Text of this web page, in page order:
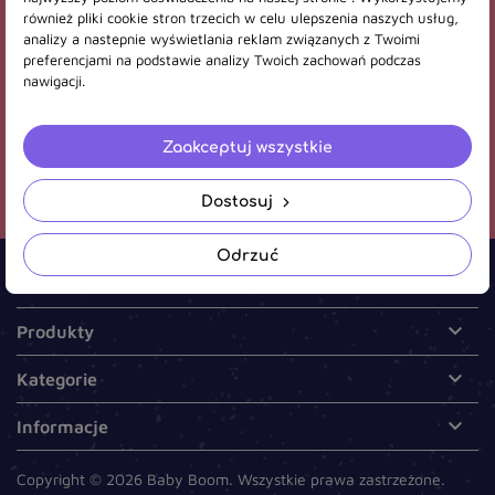
Otrzymuj informację o nowościach i wyprzedażach
Wyrażasz zgodę na otrzymywanie informacji handlowych środkami
komunikacji elektronicznej wysyłanymi przez bobassklep.pl oraz na
wykorzystanie komunikacji e-mail w celach marketingowych.

Produkty 
Kategorie 
Informacje 
Copyright © 2026 Baby Boom. Wszystkie prawa zastrzeżone.
również pliki cookie stron trzecich w celu ulepszenia naszych usług,
analizy a nastepnie wyświetlania reklam związanych z Twoimi
preferencjami na podstawie analizy Twoich zachowań podczas
nawigacji.
Odrzuć
Dostosuj
Zaakceptuj wszystkie